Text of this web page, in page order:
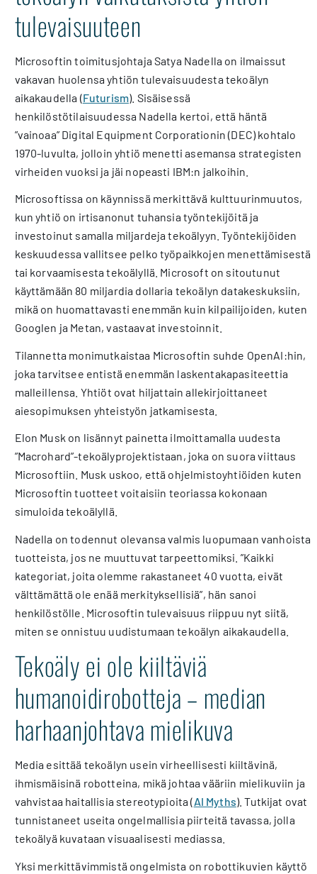
tulevaisuuteen
Microsoftin toimitusjohtaja Satya Nadella on ilmaissut
vakavan huolensa yhtiön tulevaisuudesta tekoälyn
aikakaudella (Futurism). Sisäisessä
henkilöstötilaisuudessa Nadella kertoi, että häntä
”vainoaa” Digital Equipment Corporationin (DEC) kohtalo
1970-luvulta, jolloin yhtiö menetti asemansa strategisten
virheiden vuoksi ja jäi nopeasti IBM:n jalkoihin.
Microsoftissa on käynnissä merkittävä kulttuurinmuutos,
kun yhtiö on irtisanonut tuhansia työntekijöitä ja
investoinut samalla miljardeja tekoälyyn. Työntekijöiden
keskuudessa vallitsee pelko työpaikkojen menettämisestä
tai korvaamisesta tekoälyllä. Microsoft on sitoutunut
käyttämään 80 miljardia dollaria tekoälyn datakeskuksiin,
mikä on huomattavasti enemmän kuin kilpailijoiden, kuten
Googlen ja Metan, vastaavat investoinnit.
Tilannetta monimutkaistaa Microsoftin suhde OpenAI:hin,
joka tarvitsee entistä enemmän laskentakapasiteettia
malleillensa. Yhtiöt ovat hiljattain allekirjoittaneet
aiesopimuksen yhteistyön jatkamisesta.
Elon Musk on lisännyt painetta ilmoittamalla uudesta
”Macrohard”-tekoälyprojektistaan, joka on suora viittaus
Microsoftiin. Musk uskoo, että ohjelmistoyhtiöiden kuten
Microsoftin tuotteet voitaisiin teoriassa kokonaan
simuloida tekoälyllä.
Nadella on todennut olevansa valmis luopumaan vanhoista
tuotteista, jos ne muuttuvat tarpeettomiksi. ”Kaikki
kategoriat, joita olemme rakastaneet 40 vuotta, eivät
välttämättä ole enää merkityksellisiä”, hän sanoi
henkilöstölle. Microsoftin tulevaisuus riippuu nyt siitä,
miten se onnistuu uudistumaan tekoälyn aikakaudella.
Tekoäly ei ole kiiltäviä
humanoidirobotteja – median
harhaanjohtava mielikuva
Media esittää tekoälyn usein virheellisesti kiiltävinä,
ihmismäisinä robotteina, mikä johtaa vääriin mielikuviin ja
vahvistaa haitallisia stereotypioita (AI Myths). Tutkijat ovat
tunnistaneet useita ongelmallisia piirteitä tavassa, jolla
tekoälyä kuvataan visuaalisesti mediassa.
Yksi merkittävimmistä ongelmista on robottikuvien käyttö